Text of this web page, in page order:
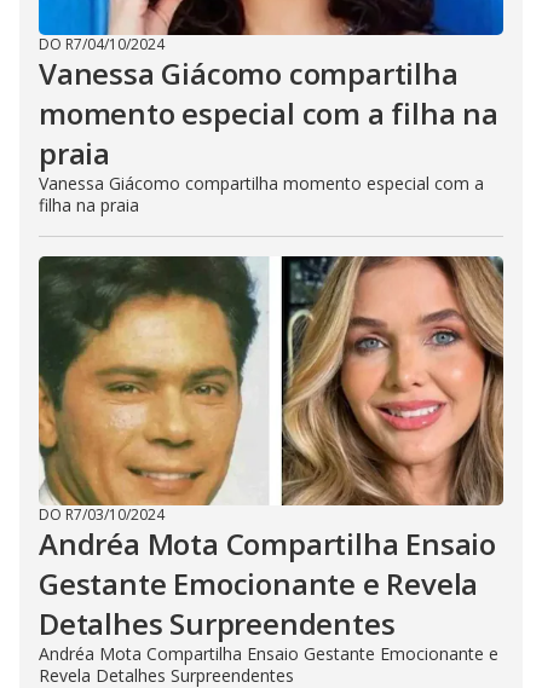
DO R7/04/10/2024
Vanessa Giácomo compartilha
momento especial com a filha na
praia
Vanessa Giácomo compartilha momento especial com a
filha na praia
DO R7/03/10/2024
Andréa Mota Compartilha Ensaio
Gestante Emocionante e Revela
Detalhes Surpreendentes
Andréa Mota Compartilha Ensaio Gestante Emocionante e
Revela Detalhes Surpreendentes